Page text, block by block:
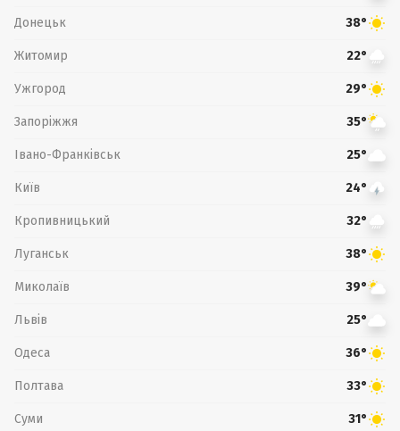
Донецьк 38°
Житомир 22°
Ужгород 29°
Запоріжжя 35°
Івано-Франківськ 25°
Київ 24°
Кропивницький 32°
Луганськ 38°
Миколаїв 39°
Львів 25°
Одеса 36°
Полтава 33°
Суми 31°